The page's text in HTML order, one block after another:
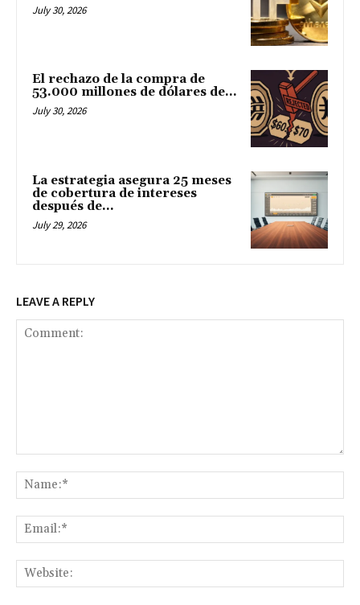
July 30, 2026
El rechazo de la compra de
53.000 millones de dólares de...
July 30, 2026
La estrategia asegura 25 meses
de cobertura de intereses
después de...
July 29, 2026
LEAVE A REPLY